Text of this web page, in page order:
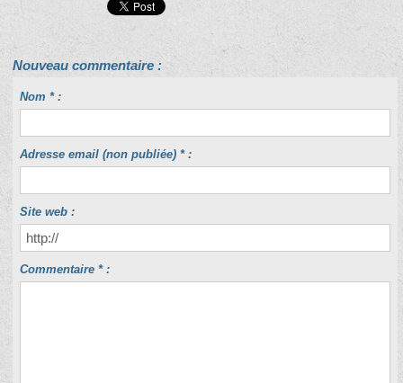
Nouveau commentaire :
Nom * :
Adresse email (non publiée) * :
Site web :
Commentaire * :